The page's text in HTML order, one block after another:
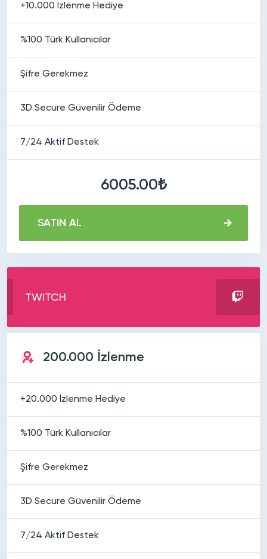
+10.000 İzlenme Hediye
%100 Türk Kullanıcılar
Şifre Gerekmez
3D Secure Güvenilir Ödeme
7/24 Aktif Destek
6005.00₺
SATIN AL
TWITCH
200.000 İzlenme
+20.000 İzlenme Hediye
%100 Türk Kullanıcılar
Şifre Gerekmez
3D Secure Güvenilir Ödeme
7/24 Aktif Destek